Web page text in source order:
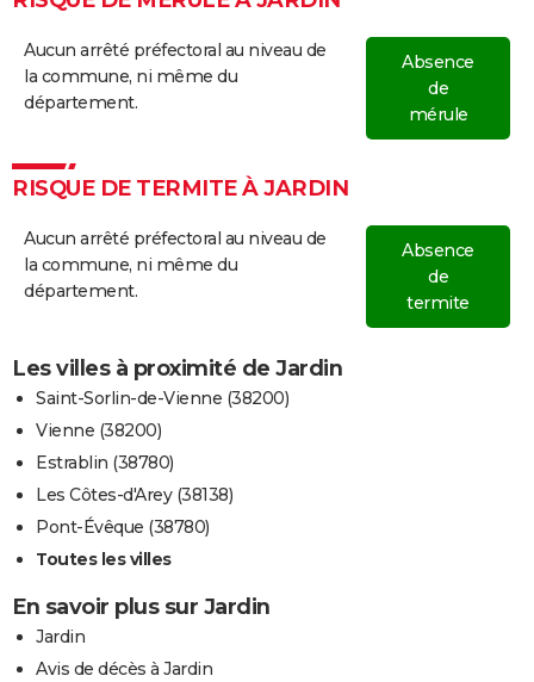
Aucun arrêté préfectoral au niveau de
la commune, ni même du
département.
Absence
de
mérule
RISQUE DE TERMITE À JARDIN
Aucun arrêté préfectoral au niveau de
la commune, ni même du
département.
Absence
de
termite
Les villes à proximité de Jardin
Saint-Sorlin-de-Vienne (38200)
Vienne (38200)
Estrablin (38780)
Les Côtes-d'Arey (38138)
Pont-Évêque (38780)
Toutes les villes
En savoir plus sur Jardin
Jardin
Avis de décès à Jardin